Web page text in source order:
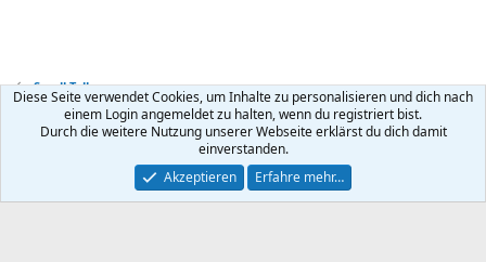
Small Talk
Kontakt Nutzungsbedingungen Datenschutz Hilfe
R
Community platform by XenForo ® © 2010-2026 XenForo Ltd.
Diese Seite verwendet Cookies, um Inhalte zu personalisieren und dich nach
einem Login angemeldet zu halten, wenn du registriert bist.
Durch die weitere Nutzung unserer Webseite erklärst du dich damit
einverstanden.
Akzeptieren
Erfahre mehr…